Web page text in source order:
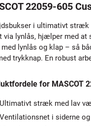
22059-605
i ultimativt stræk
via lynlås, hjælper med
med lynlås og klap – så
trykknap. En robust
for MASCOT
Ultimativt stræk med lav
Ventilationsnet i siderne